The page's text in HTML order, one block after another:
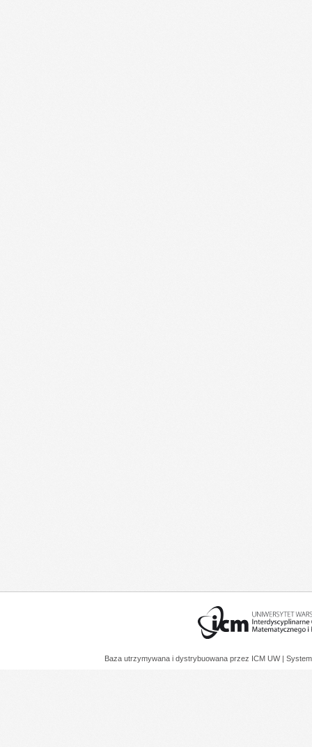
Baza utrzymywana i dystrybuowana przez ICM UW |